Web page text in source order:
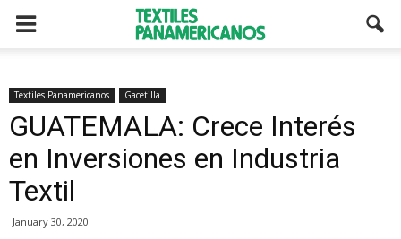
Textiles Panamericanos Gacetilla
GUATEMALA: Crece Interés
en Inversiones en Industria
Textil
January 30, 2020